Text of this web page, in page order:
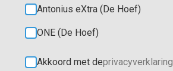
Antonius eXtra (De Hoef)
ONE (De Hoef)
Akkoord met deprivacyverklaring